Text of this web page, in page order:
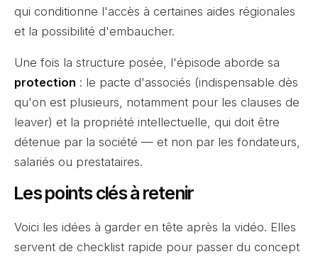
qui conditionne l'accès à certaines aides régionales
et la possibilité d'embaucher.
Une fois la structure posée, l'épisode aborde sa
protection : le pacte d'associés (indispensable dès
qu'on est plusieurs, notamment pour les clauses de
leaver) et la propriété intellectuelle, qui doit être
détenue par la société — et non par les fondateurs,
salariés ou prestataires.
Les points clés à retenir
Voici les idées à garder en tête après la vidéo. Elles
servent de checklist rapide pour passer du concept